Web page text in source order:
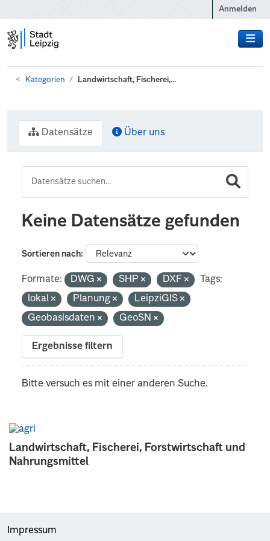
Anmelden
Kategorien Landwirtschaft, Fischerei,...
Landwirtschaft, Fischerei, Forstwirtschaft und
Nahrungsmittel
Datensätze Über uns
Keine Datensätze gefunden
Sortieren nach
Formate: DWG SHP DXF
Tags:
lokal
Planung
LeipziGIS
Geobasisdaten
GeoSN
Ergebnisse filtern
Bitte versuch es mit einer anderen Suche.
Impressum